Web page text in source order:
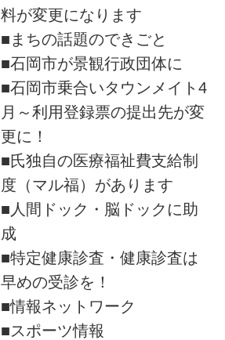
料が変更になります
■まちの話題のできごと
■石岡市が景観行政団体に
■石岡市乗合いタウンメイト4
月～利用登録票の提出先が変
更に！
■氏独自の医療福祉費支給制
度（マル福）があります
■人間ドック・脳ドックに助
成
■特定健康診査・健康診査は
早めの受診を！
■情報ネットワーク
■スポーツ情報